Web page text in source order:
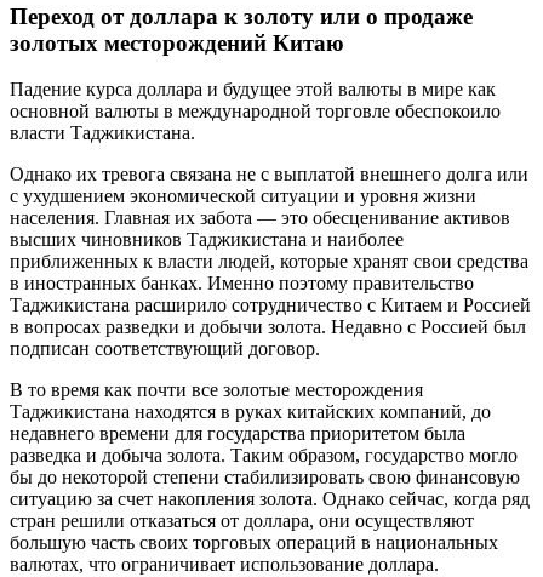
Переход от доллара к золоту или о продаже
золотых месторождений Китаю
Падение курса доллара и будущее этой валюты в мире как
основной валюты в международной торговле обеспокоило
власти Таджикистана.
Однако их тревога связана не с выплатой внешнего долга или
с ухудшением экономической ситуации и уровня жизни
населения. Главная их забота — это обесценивание активов
высших чиновников Таджикистана и наиболее
приближенных к власти людей, которые хранят свои средства
в иностранных банках. Именно поэтому правительство
Таджикистана расширило сотрудничество с Китаем и Россией
в вопросах разведки и добычи золота. Недавно с Россией был
подписан соответствующий договор.
В то время как почти все золотые месторождения
Таджикистана находятся в руках китайских компаний, до
недавнего времени для государства приоритетом была
разведка и добыча золота. Таким образом, государство могло
бы до некоторой степени стабилизировать свою финансовую
ситуацию за счет накопления золота. Однако сейчас, когда ряд
стран решили отказаться от доллара, они осуществляют
большую часть своих торговых операций в национальных
валютах, что ограничивает использование доллара.